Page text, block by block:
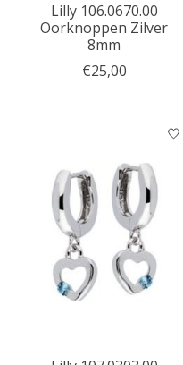
Lilly 106.0670.00
Oorknoppen Zilver
8mm
€25,00